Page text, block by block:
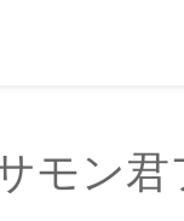
モン君